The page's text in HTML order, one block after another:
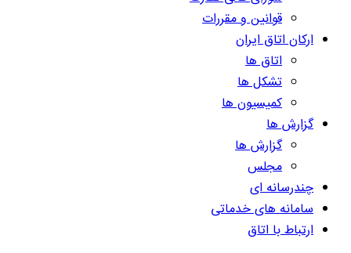
قوانین و مقررات
ارکان اتاق ایران
اتاق ها
تشکل ها
کمیسیون ها
گزارش ها
گزارش ها
مجلس
چندرسانه ای
سامانه های خدماتی
ارتباط با اتاق